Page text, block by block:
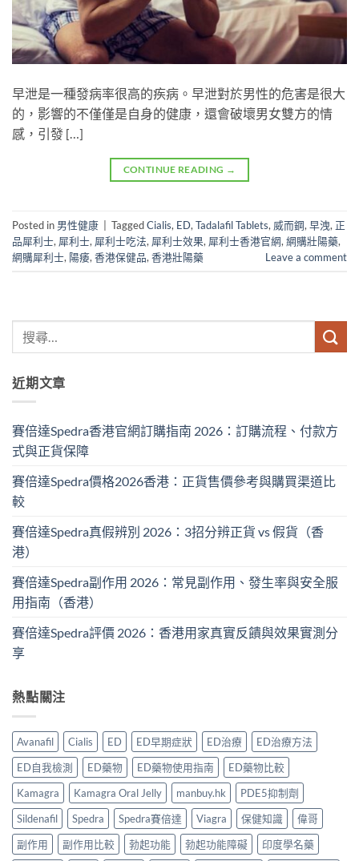
早泄是一種發病率很高的疾病。早泄對於男性的危害是很大
的，影響的不僅僅是自身的健康，還會破壞男女雙方的情
感，引發 […]
CONTINUE READING →
Posted in 男性健康 TaggedCialis, ED, Tadalafil Tablets, 威而鋼, 早洩, 正
品犀利士, 犀利士, 犀利士吃法, 犀利士效果, 犀利士香港官網, 網購壯陽藥,
網購犀利士, 陽痿, 香港保健品, 香港壯陽藥 Leave a comment
近期文章
賽倍達Spedra香港官網訂購指南 2026：訂購流程、付款方
式與正貨保障
賽倍達Spedra價格2026香港：正貨售價參考與購買渠道比
較
賽倍達Spedra真假辨別 2026：3招分辨正貨 vs 假貨（香
港）
賽倍達Spedra副作用 2026：常見副作用、發生率與安全服
用指南（香港）
賽倍達Spedra評價 2026：香港用家真實反饋與效果實測分
享
熱點關注
Avanafil Cialis ED ED早期症狀 ED治療
ED治療方法
ED自我檢測
ED藥物 ED藥物使用指南
ED藥物比較
Kamagra
Kamagra Oral Jelly manbuy.hk
PDE5抑制劑
Sildenafil
Spedra Spedra賽倍達 Viagra 保健知識
偉哥
副作用
副作用比較 勃起功能 勃起功能障礙 印度學名藥